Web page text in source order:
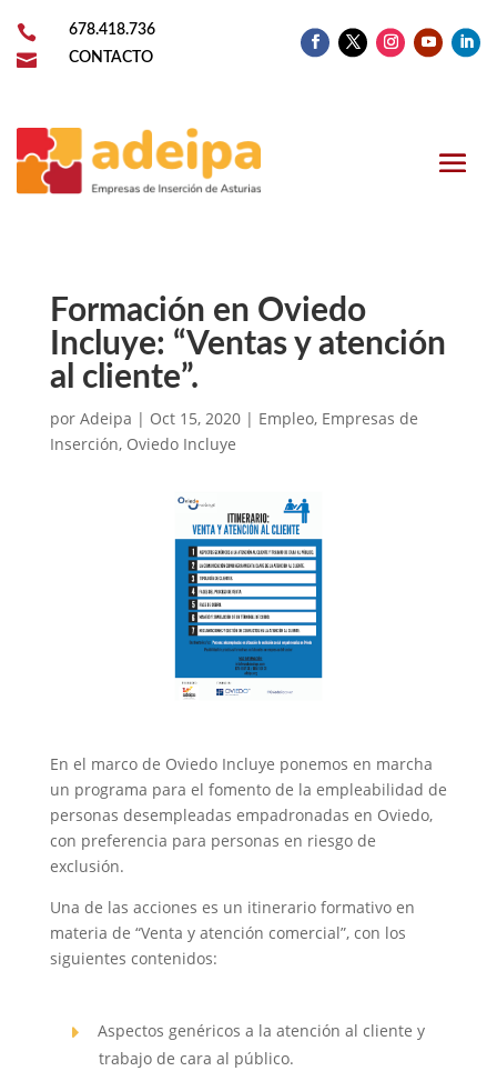
 678.418.736
 CONTACTO
Formación en Oviedo
Incluye: “Ventas y atención
al cliente”.
por Adeipa | Oct 15, 2020| Empleo, Empresas de
Inserción, Oviedo Incluye
En el marco de Oviedo Incluye ponemos en marcha
un programa para el fomento de la empleabilidad de
personas desempleadas empadronadas en Oviedo,
con preferencia para personas en riesgo de
exclusión.
Una de las acciones es un itinerario formativo en
materia de “Venta y atención comercial”, con los
siguientes contenidos:
Aspectos genéricos a la atención al cliente y
trabajo de cara al público.